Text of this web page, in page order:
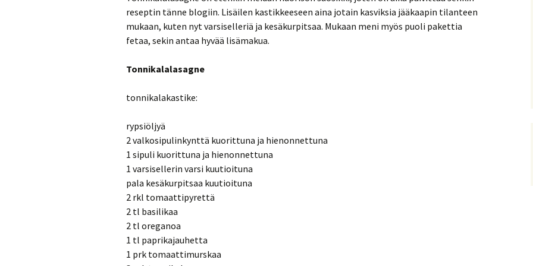
reseptin tänne blogiin. Lisäilen kastikkeeseen aina jotain kasviksia jääkaapin tilanteen
mukaan, kuten nyt varsiselleriä ja kesäkurpitsaa. Mukaan meni myös puoli pakettia
fetaa, sekin antaa hyvää lisämakua.
Tonnikalalasagne
tonnikalakastike:
rypsiöljyä
2 valkosipulinkynttä kuorittuna ja hienonnettuna
1 sipuli kuorittuna ja hienonnettuna
1 varsisellerin varsi kuutioituna
pala kesäkurpitsaa kuutioituna
2 rkl tomaattipyrettä
2 tl basilikaa
2 tl oreganoa
1 tl paprikajauhetta
1 prk tomaattimurskaa